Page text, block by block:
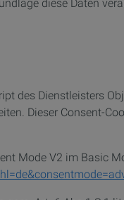
diese Daten
des Dienstleisters
Dieser Consent-
Mode V2 im Basic